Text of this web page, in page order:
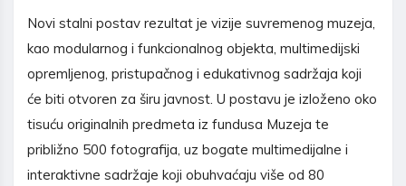
Novi stalni postav rezultat je vizije suvremenog muzeja,
kao modularnog i funkcionalnog objekta, multimedijski
opremljenog, pristupačnog i edukativnog sadržaja koji
će biti otvoren za širu javnost. U postavu je izloženo oko
tisuću originalnih predmeta iz fundusa Muzeja te
približno 500 fotografija, uz bogate multimedijalne i
interaktivne sadržaje koji obuhvaćaju više od 80